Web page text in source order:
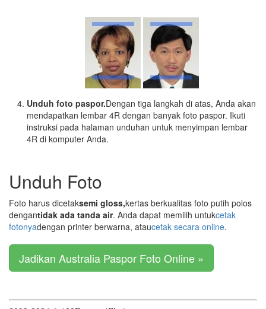
Unduh foto paspor.Dengan tiga langkah di atas, Anda akan
mendapatkan lembar 4R dengan banyak foto paspor. Ikuti
instruksi pada halaman unduhan untuk menyimpan lembar
4R di komputer Anda.
Unduh Foto
Foto harus dicetaksemi gloss,kertas berkualitas foto putih polos
dengantidak ada tanda air. Anda dapat memilih untukcetak
fotonyadengan printer berwarna, ataucetak secara online.
Jadikan Australia Paspor Foto Online »